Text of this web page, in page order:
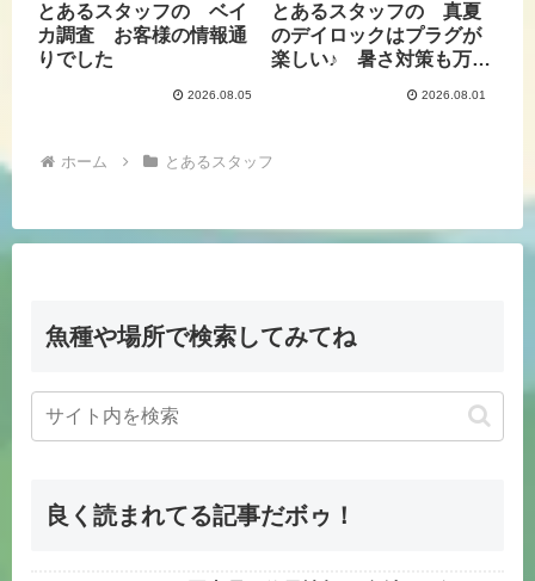
とあるスタッフの ベイ
カ調査 お客様の情報通
りでした
2026.08.05
とあるスタッフの 真夏
のデイロックはプラグが
楽しい♪ 暑さ対策も万全
2026.08.01
ホーム とあるスタッフ
魚種や場所で検索してみてね
良く読まれてる記事だボゥ！